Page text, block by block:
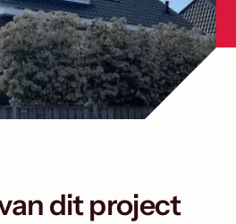
dit project